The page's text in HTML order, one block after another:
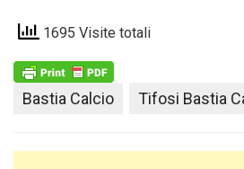
1695 Visite totali
Bastia Calcio Tifosi Bastia